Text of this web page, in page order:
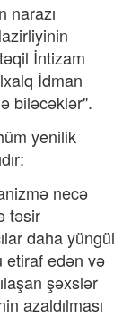
narazı
İntizam
İdman
biləcəklər".
yenilik
necə
təsir
daha yüngül
etiraf edən və
şəxslər
azaldılması